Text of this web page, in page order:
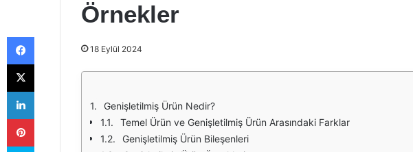
Örnekler
18 Eylül 2024
Genişletilmiş Ürün Nedir?
Temel Ürün ve Genişletilmiş Ürün Arasındaki Farklar
Genişletilmiş Ürün Bileşenleri
Facebook
X
LinkedIn
Pinterest
Skype